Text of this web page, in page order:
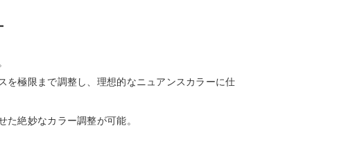
を極限まで調整し、理想的なニュアンスカラーに仕
絶妙なカラー調整が可能。